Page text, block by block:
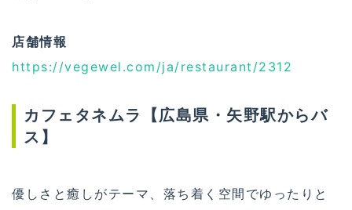
店舗情報
https://vegewel.com/ja/restaurant/2312
カフェタネムラ【広島県・矢野駅からバ
ス】
優しさと癒しがテーマ、落ち着く空間でゆったりと